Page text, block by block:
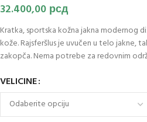
32.400,00 рсд
Kratka, sportska kožna jakna modernog
kože. Rajsferšlus je uvučen u telo jakne,
zakopča. Nema potrebe za redovnim
VELICINE